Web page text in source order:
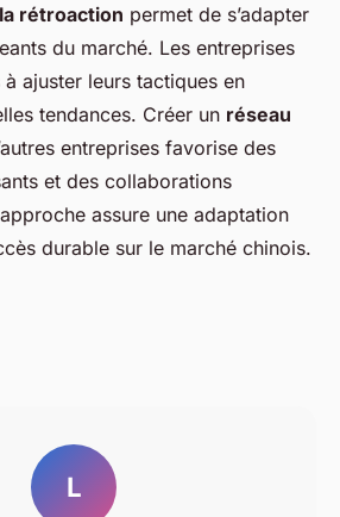
rétroaction permet de s’adapter
du marché. Les entreprises
ajuster leurs tactiques en
tendances. Créer un réseau
entreprises favorise des
et des collaborations
assure une adaptation
durable sur le marché chinois.
L